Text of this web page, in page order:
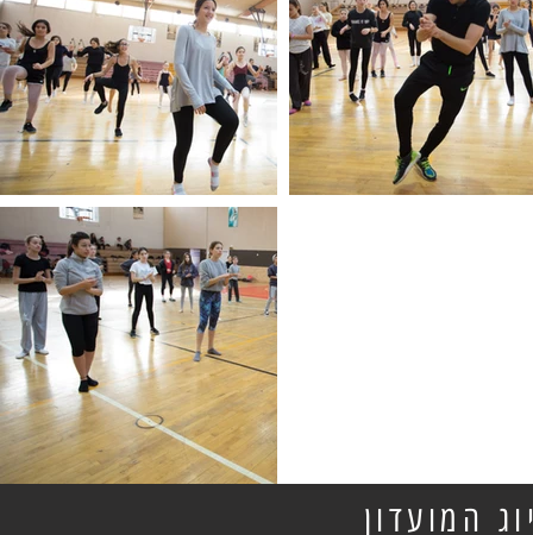
המועדון